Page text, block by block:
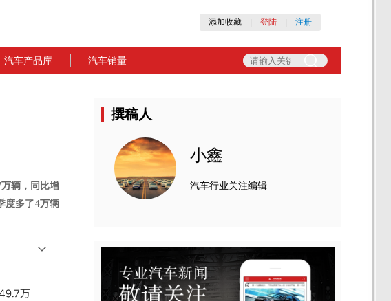
添加收藏 登陆 注册
汽车产品库 汽车销量
辆，同比增
度多了4万辆
撰稿人
小鑫
汽车行业关注编辑